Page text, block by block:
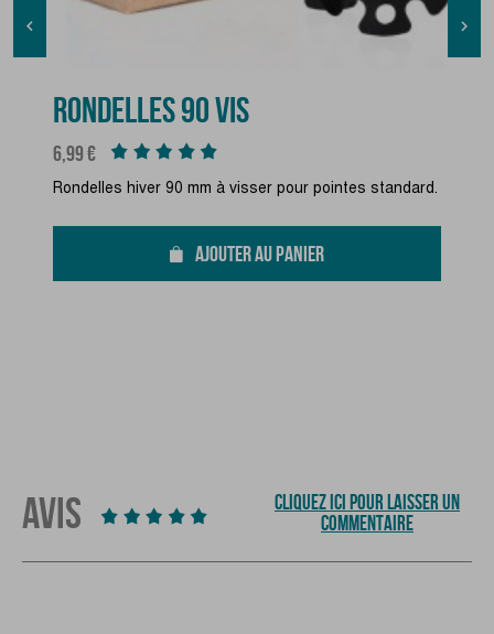

RONDELLES 90 VIS
Prix
6,99 €
Rondelles hiver 90 mm à visser pour pointes standard.
AJOUTER AU PANIER

AVIS
CLIQUEZ ICI POUR LAISSER UN
COMMENTAIRE